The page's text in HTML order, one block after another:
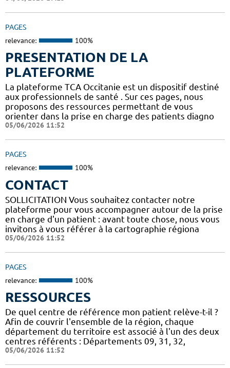
PAGES
relevance: 100%
PRESENTATION DE LA
PLATEFORME
La plateforme TCA Occitanie est un dispositif destiné
aux professionnels de santé . Sur ces pages, nous
proposons des ressources permettant de vous
orienter dans la prise en charge des patients diagno
05/06/2026 11:52
PAGES
relevance: 100%
CONTACT
SOLLICITATION Vous souhaitez contacter notre
plateforme pour vous accompagner autour de la prise
en charge d'un patient : avant toute chose, nous vous
invitons à vous référer à la cartographie régiona
05/06/2026 11:52
PAGES
relevance: 100%
RESSOURCES
De quel centre de référence mon patient relève-t-il ?
Afin de couvrir l'ensemble de la région, chaque
département du territoire est associé à l'un des deux
centres référents : Départements 09, 31, 32,
05/06/2026 11:52